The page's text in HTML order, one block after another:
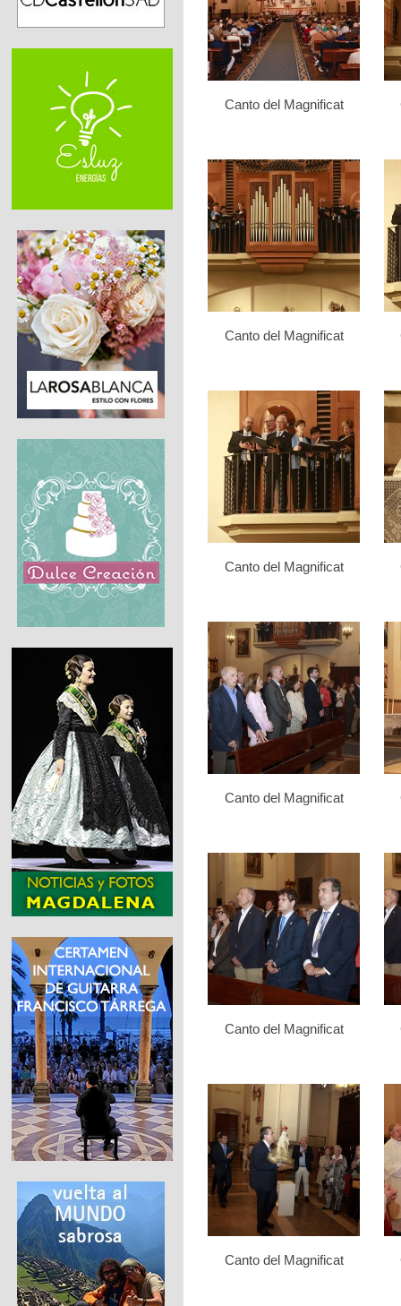
Canto del Magnificat
Canto del Magnificat
Canto del Magnificat
Canto del Magnificat
Canto del Magnificat
Canto del Magnificat